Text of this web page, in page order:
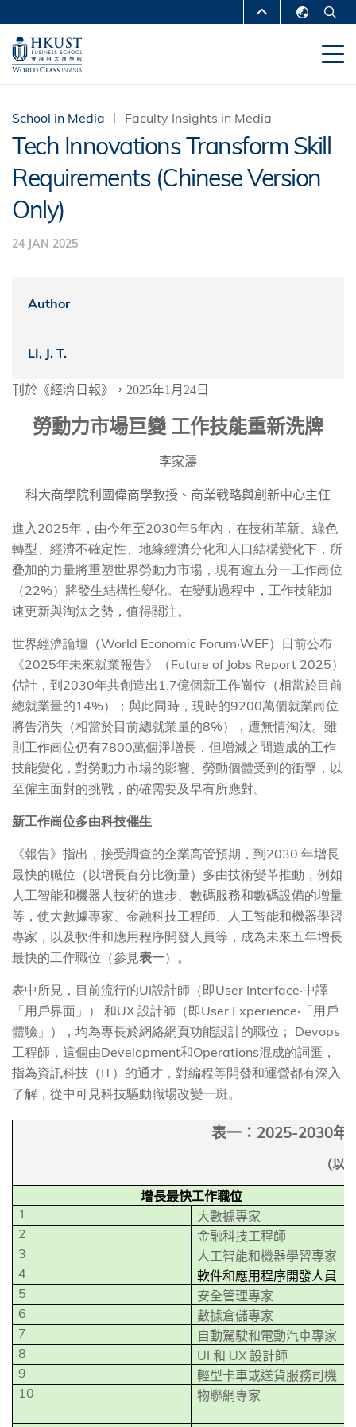
main
content
MORE ABOUT HKUST
UNIVERSITY NEWS
DEPARTMENTS A-Z
LIFE@HKUST LIBRARY
MAP & DIRECTIONS CAREERS AT HKUST
FACULTY PROFILES ABOUT HKUST
School in Media Faculty Insights in Media
Tech Innovations Transform Skill
Requirements (Chinese Version
Only)
24 JAN 2025
Author
LI, J. T.
刊於《經濟日報》， 2025年1 月 24 日
勞動力市場巨變 工作技能重新洗牌
李家濤
科大商學院利國偉商學教授、商業戰略與創新中心主任
進入2025年，由今年至2030年5年內，在技術革新、綠色
轉型、經濟不確定性、地緣經濟分化和人口結構變化下，所
叠加的力量將重塑世界勞動力市場，現有逾五分一工作崗位
（22%）將發生結構性變化。在變動過程中，工作技能加
速更新與淘汰之勢，值得關注。
世界經濟論壇（World Economic Forum‧WEF）日前公布
《2025年未來就業報告》（Future of Jobs Report 2025）
估計，到2030年共創造出1.7億個新工作崗位（相當於目前
總就業量的14%）；與此同時，現時的9200萬個就業崗位
將告消失（相當於目前總就業量的8%），遭無情淘汰。雖
則工作崗位仍有7800萬個淨增長，但增減之間造成的工作
技能變化，對勞動力市場的影響、勞動個體受到的衝擊，以
至僱主面對的挑戰，的確需要及早有所應對。
新工作崗位多由科技催生
《報告》指出，接受調查的企業高管預期，到2030 年增長
最快的職位（以增長百分比衡量）多由技術變革推動，例如
人工智能和機器人技術的進步、數碼服務和數碼設備的增量
等，使大數據專家、金融科技工程師、人工智能和機器學習
專家，以及軟件和應用程序開發人員等，成為未來五年增長
最快的工作職位（參見表一）。
表中所見，目前流行的UI設計師（即User Interface‧中譯
「用戶界面」） 和UX 設計師（即User Experience‧「用戶
體驗」），均為專長於網絡網頁功能設計的職位； Devops
工程師，這個由Development和Operations混成的詞匯，
指為資訊科技（IT）的通才，對編程等開發和運營都有深入
了解，從中可見科技驅動職場改變一斑。
表一： 2025-2030年
（以
增長最快工作職位
1 大數據專家
2 金融科技工程師
3 人工智能和機器學習專家
4 軟件和應用程序開發人員
5 安全管理專家
6 數據倉儲專家
7 自動駕駛和電動汽車專家
8 UI和 UX設計師
9 輕型卡車或送貨服務司機
10 物聯網專家